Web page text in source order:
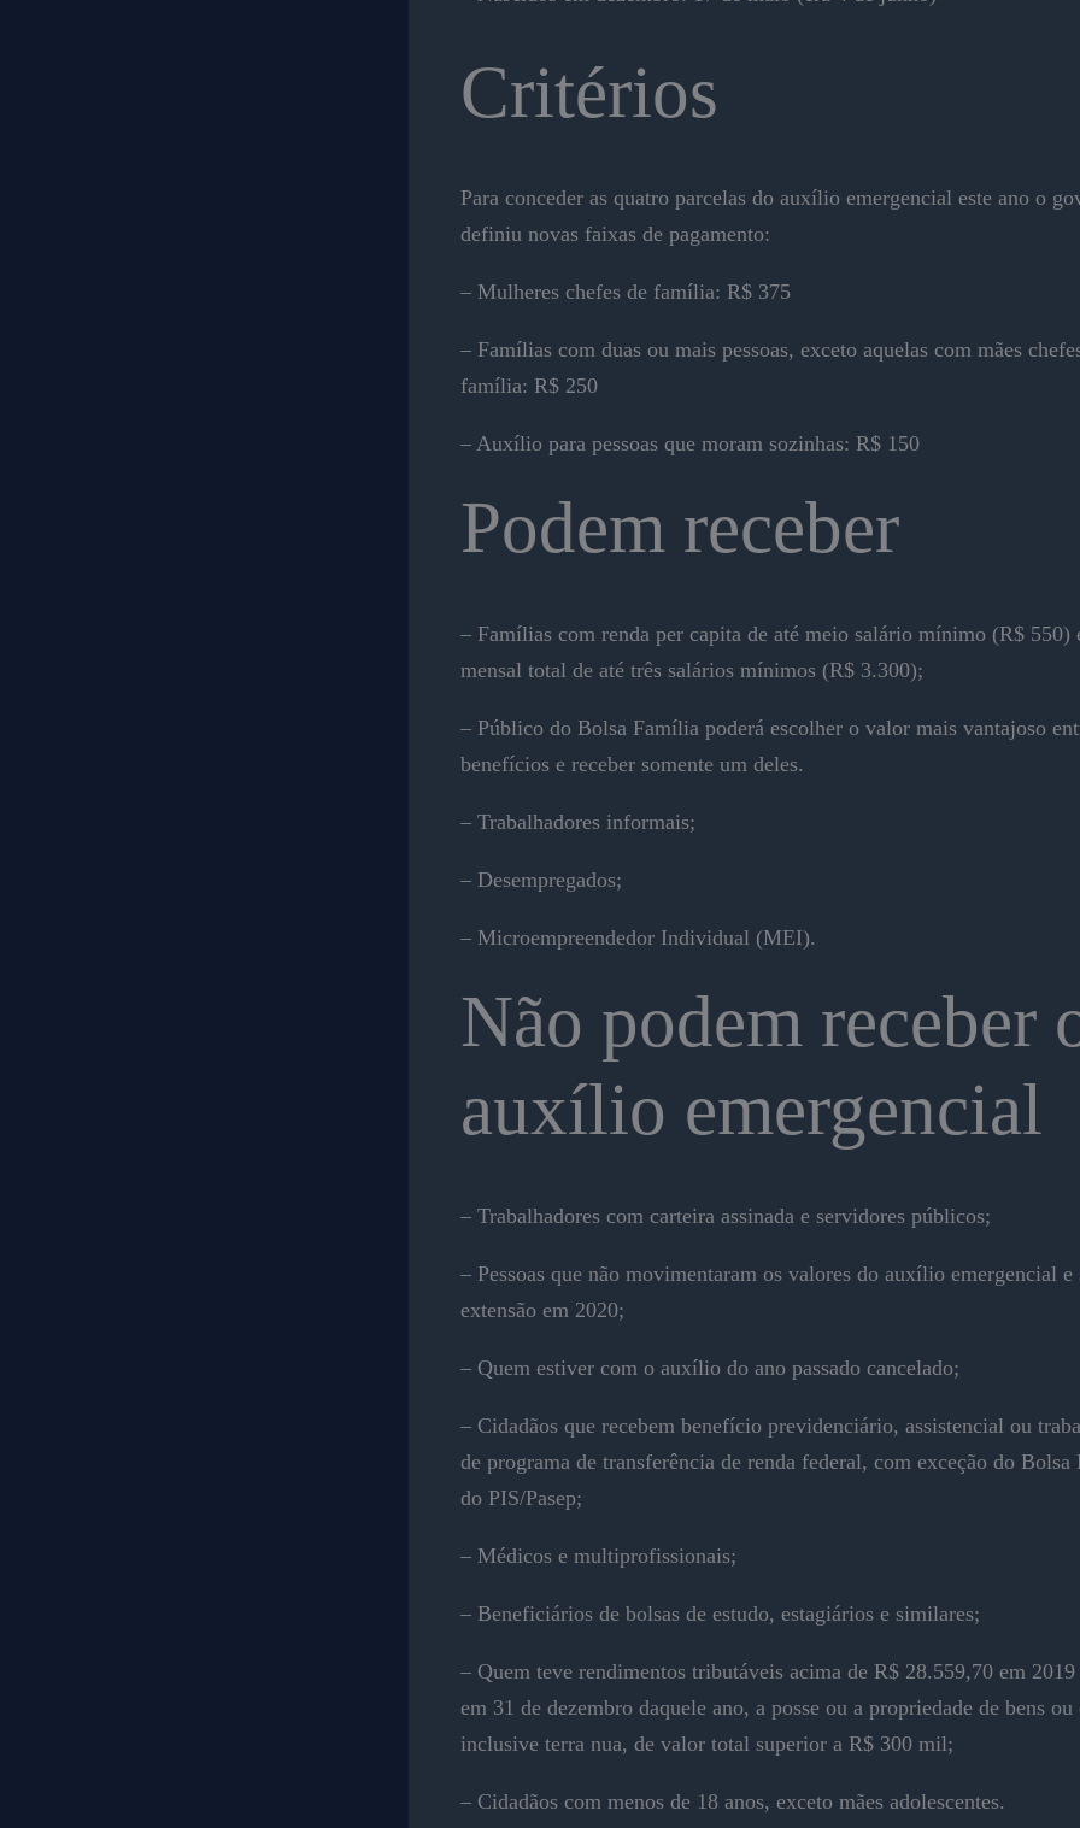
Critérios
Para conceder as quatro parcelas do auxílio emergencial este ano o
definiu novas faixas de pagamento:
– Mulheres chefes de família: R$ 375
– Famílias com duas ou mais pessoas, exceto aquelas com mães
família: R$ 250
– Auxílio para pessoas que moram sozinhas: R$ 150
Podem receber
– Famílias com renda per capita de até meio salário mínimo (R$ 550)
mensal total de até três salários mínimos (R$ 3.300);
– Público do Bolsa Família poderá escolher o valor mais vantajoso
benefícios e receber somente um deles.
– Trabalhadores informais;
– Desempregados;
– Microempreendedor Individual (MEI).
Não podem receber
auxílio emergencial
– Trabalhadores com carteira assinada e servidores públicos;
– Pessoas que não movimentaram os valores do auxílio emergencial e
extensão em 2020;
– Quem estiver com o auxílio do ano passado cancelado;
– Cidadãos que recebem benefício previdenciário, assistencial ou
de programa de transferência de renda federal, com exceção do Bolsa
do PIS/Pasep;
– Médicos e multiprofissionais;
– Beneficiários de bolsas de estudo, estagiários e similares;
– Quem teve rendimentos tributáveis acima de R$ 28.559,70 em
em 31 de dezembro daquele ano, a posse ou a propriedade de bens ou
inclusive terra nua, de valor total superior a R$ 300 mil;
– Cidadãos com menos de 18 anos, exceto mães adolescentes.